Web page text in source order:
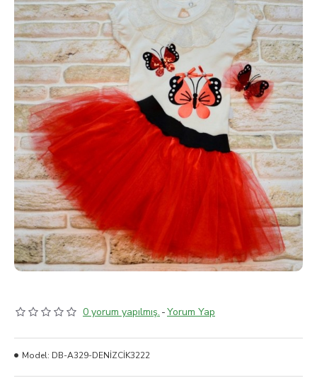
0 yorum yapılmış. -Yorum Yap
Model: DB-A329-DENİZCİK3222